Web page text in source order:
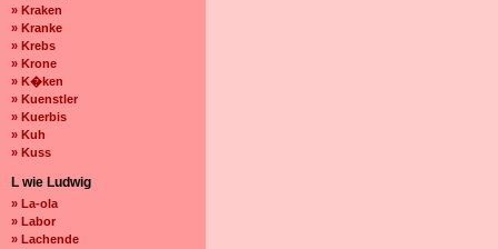
» Kraken
» Kranke
» Krebs
» Krone
» K�ken
» Kuenstler
» Kuerbis
» Kuh
» Kuss
L wie Ludwig
» La-ola
» Labor
» Lachende